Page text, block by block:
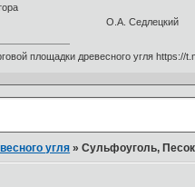
О.А. Седлецкий
площадки древесного угля https://
угля »Сульфоуголь,